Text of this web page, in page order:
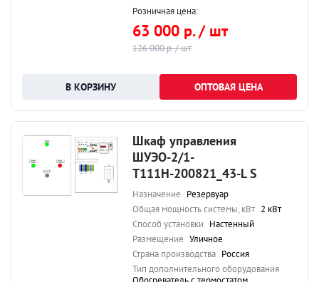
Розничная цена:
63 000 р. / шт
126 000 р. / шт
ОПТОВАЯ ЦЕНА
Шкаф управления
ШУЭО-2/1-
Т111Н-200821_43-L S
Назначение Резервуар
Общая мощность системы, кВт 2 кВт
Способ установки Настенный
Размещение Уличное
Страна производства Россия
Тип дополнительного оборудования